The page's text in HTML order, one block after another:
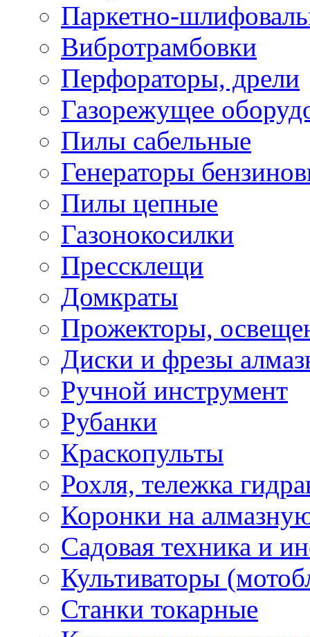
Паркетно-
Вибротрамбовки
Перфораторы, дрели
Газорежущее
Пилы сабельные
Генераторы
Пилы цепные
Газонокосилки
Прессклещи
Домкраты
Прожекторы,
Диски и фрезы
Ручной инструмент
Рубанки
Краскопульты
Рохля, тележка
Коронки на
Садовая техника и
Культиваторы
Станки токарные